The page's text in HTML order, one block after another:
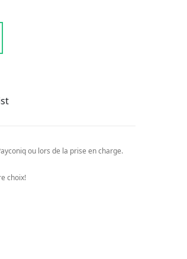
ou lors de la prise en charge.
choix!